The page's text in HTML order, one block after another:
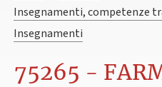
Insegnamenti, competenze
Insegnamenti
75265 -